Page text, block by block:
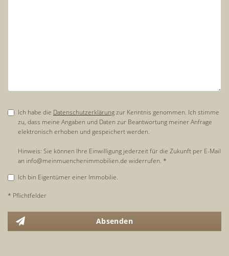
Ich habe die Datenschutzerklärungzur Kenntnis genommen. Ich stimme
zu, dass meine Angaben und Daten zur Beantwortung meiner Anfrage
elektronisch erhoben und gespeichert werden.
Hinweis: Sie können Ihre Einwilligung jederzeit für die Zukunft per E-Mail
an info@meinmuenchenimmobilien.de widerrufen. *
Ich bin Eigentümer einer Immobilie.
* Pflichtfelder
Absenden